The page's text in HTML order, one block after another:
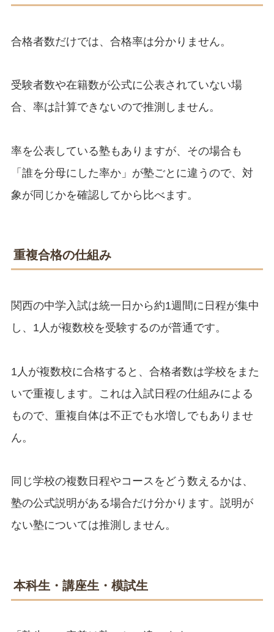
合格者数だけでは、合格率は分かりません。
受験者数や在籍数が公式に公表されていない場
合、率は計算できないので推測しません。
率を公表している塾もありますが、その場合も
「誰を分母にした率か」が塾ごとに違うので、対
象が同じかを確認してから比べます。
重複合格の仕組み
関西の中学入試は統一日から約1週間に日程が集中
し、1人が複数校を受験するのが普通です。
1人が複数校に合格すると、合格者数は学校をまた
いで重複します。これは入試日程の仕組みによる
もので、重複自体は不正でも水増しでもありませ
ん。
同じ学校の複数日程やコースをどう数えるかは、
塾の公式説明がある場合だけ分かります。説明が
ない塾については推測しません。
本科生・講座生・模試生